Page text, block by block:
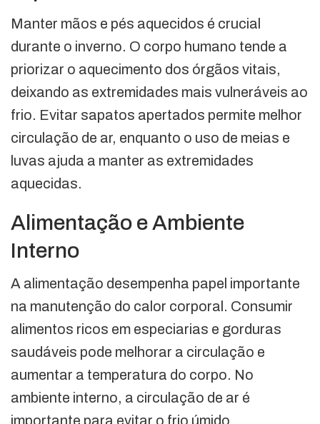
Manter mãos e pés aquecidos é crucial
durante o inverno. O corpo humano tende a
priorizar o aquecimento dos órgãos vitais,
deixando as extremidades mais vulneráveis ao
frio. Evitar sapatos apertados permite melhor
circulação de ar, enquanto o uso de meias e
luvas ajuda a manter as extremidades
aquecidas.
Alimentação e Ambiente
Interno
A alimentação desempenha papel importante
na manutenção do calor corporal. Consumir
alimentos ricos em especiarias e gorduras
saudáveis pode melhorar a circulação e
aumentar a temperatura do corpo. No
ambiente interno, a circulação de ar é
importante para evitar o frio úmido